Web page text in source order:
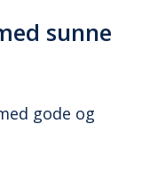
sunne
gode og